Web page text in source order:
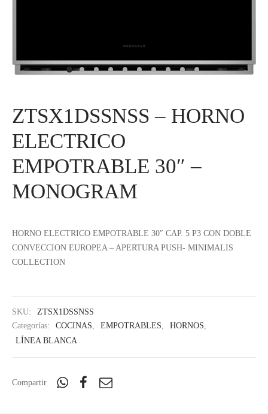
ZTSX1DSSNSS – HORNO
ELECTRICO
EMPOTRABLE 30″ –
MONOGRAM
HORNO ELECTRICO EMPOTRABLE 30″ CAP. 5 P3 CON DOBLE
CONVECCION EUROPEA – APERTURA PUSH- MINIMALIS
COLLECTION
SKU:
ZTSX1DSSNSS
Categorías:
COCINAS, EMPOTRABLES, HORNOS,
LÍNEA BLANCA
Compartir
STUDIO